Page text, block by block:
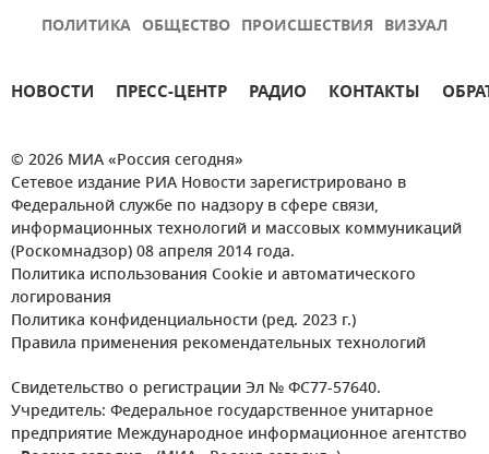
ПОЛИТИКА ОБЩЕСТВО ПРОИСШЕСТВИЯ ВИЗУАЛ
НОВОСТИ ПРЕСС-ЦЕНТР РАДИО КОНТАКТЫ
© 2026 МИА «Россия сегодня»
Сетевое издание РИА Новости зарегистрировано в
Федеральной службе по надзору в сфере связи,
информационных технологий и массовых коммуникаций
(Роскомнадзор) 08 апреля 2014 года.
Политика использования Cookie и автоматического
логирования
Политика конфиденциальности (ред. 2023 г.)
Правила применения рекомендательных технологий
Свидетельство о регистрации Эл № ФС77-57640.
Учредитель: Федеральное государственное унитарное
предприятие Международное информационное агентство